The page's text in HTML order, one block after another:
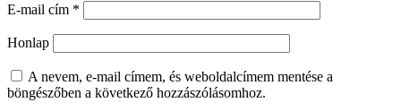
E-mail cím *
Honlap
A nevem, e-mail címem, és weboldalcímem mentése a
böngészőben a következő hozzászólásomhoz.